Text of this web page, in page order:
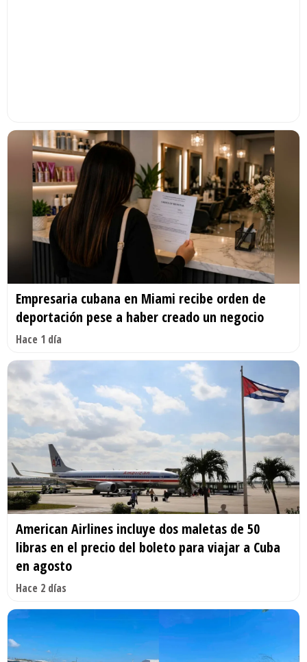
Empresaria cubana en Miami recibe orden de
deportación pese a haber creado un negocio
Hace 1 día
American Airlines incluye dos maletas de 50
libras en el precio del boleto para viajar a Cuba
en agosto
Hace 2 días